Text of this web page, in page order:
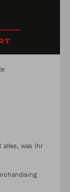
alles, was Ihr